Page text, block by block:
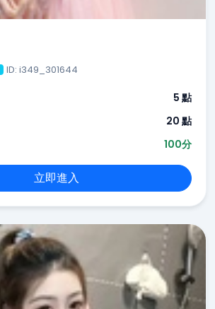
ID: i349_301644
5 點
20 點
100分
立即進入